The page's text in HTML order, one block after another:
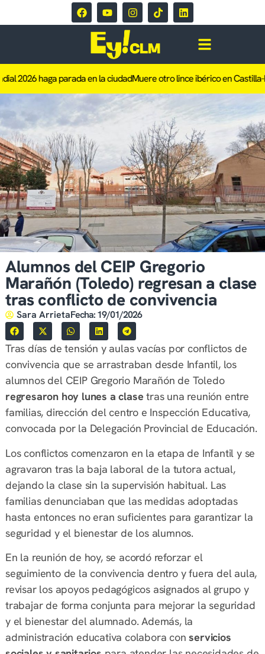
2026 haga parada en la ciudadMuere otro lince ibérico en Castilla-
Alumnos del CEIP Gregorio
Marañón (Toledo) regresan a clase
tras conflicto de convivencia
Sara ArrietaFecha:19/01/2026
Tras días de tensión y aulas vacías por conflictos de
convivencia que se arrastraban desde Infantil, los
alumnos del CEIP Gregorio Marañón de Toledo
regresaron hoy lunes a clase tras una reunión entre
familias, dirección del centro e Inspección Educativa,
convocada por la Delegación Provincial de Educación.
Los conflictos comenzaron en la etapa de Infantil y se
agravaron tras la baja laboral de la tutora actual,
dejando la clase sin la supervisión habitual. Las
familias denunciaban que las medidas adoptadas
hasta entonces no eran suficientes para garantizar la
seguridad y el bienestar de los alumnos.
En la reunión de hoy, se acordó reforzar el
seguimiento de la convivencia dentro y fuera del aula,
revisar los apoyos pedagógicos asignados al grupo y
trabajar de forma conjunta para mejorar la seguridad
y el bienestar del alumnado. Además, la
administración educativa colabora conservicios